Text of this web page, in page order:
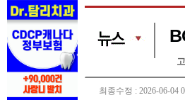
최종수정 : 2026-06-04